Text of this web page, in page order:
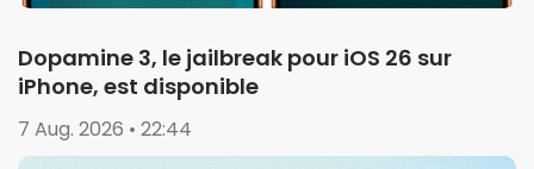
Dopamine 3, le jailbreak pour iOS 26 sur
iPhone, est disponible
7 Aug. 2026 • 22:44